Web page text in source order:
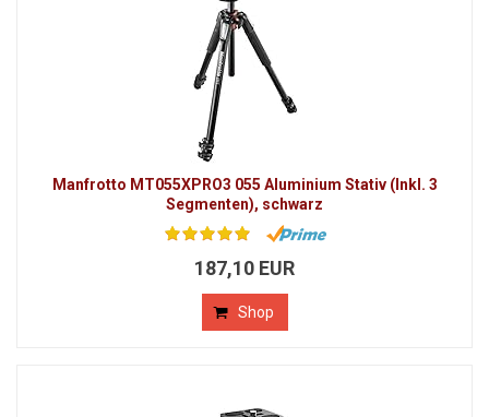
Manfrotto MT055XPRO3 055 Aluminium Stativ (Inkl. 3
Segmenten), schwarz
187,10 EUR
Shop